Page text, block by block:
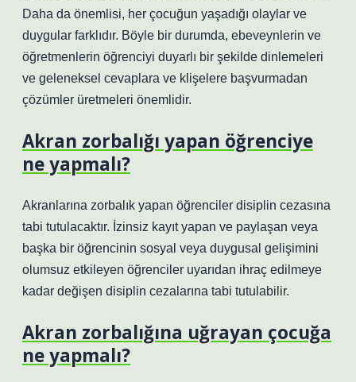
Daha da önemlisi, her çocuğun yaşadığı olaylar ve
duygular farklıdır. Böyle bir durumda, ebeveynlerin ve
öğretmenlerin öğrenciyi duyarlı bir şekilde dinlemeleri
ve geleneksel cevaplara ve klişelere başvurmadan
çözümler üretmeleri önemlidir.
Akran zorbalığı yapan öğrenciye
ne yapmalı?
Akranlarına zorbalık yapan öğrenciler disiplin cezasına
tabi tutulacaktır. İzinsiz kayıt yapan ve paylaşan veya
başka bir öğrencinin sosyal veya duygusal gelişimini
olumsuz etkileyen öğrenciler uyarıdan ihraç edilmeye
kadar değişen disiplin cezalarına tabi tutulabilir.
Akran zorbalığına uğrayan çocuğa
ne yapmalı?